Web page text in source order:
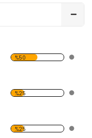
%50
%25
%25